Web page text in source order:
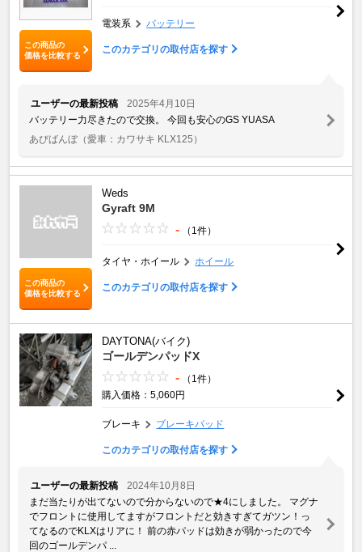
この商品の
価格を比較する
電装系 バッテリー
このカテゴリの取付店を探す
ユーザーの最新投稿
2025年4月10日
バッテリー力尽きたので交換。 今回も安心のGS YUASA
あびばんぼ（愛車：カワサキ KLX125）
この商品の
価格を比較する
Weds
Gyraft 9M
- （1件）
タイヤ・ホイール ホイール
このカテゴリの取付店を探す
DAYTONA(バイク)
ゴールデンパッドX
-
（1件）
購入価格：5,060円
ブレーキ ブレーキパッド
このカテゴリの取付店を探す
ユーザーの最新投稿
2024年10月8日
まだ当たりが出てないので分からないので★4にしました。 マグナ
でフロントに使用してますがフロントだと効きすぎてガツン！っ
てなるのでKLXはリアに！ 前の赤パッドは効きが弱かったので今
回のゴールデンパ ...